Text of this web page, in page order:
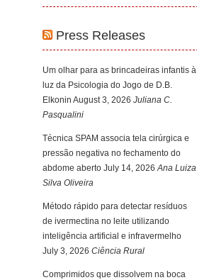
Press Releases
Um olhar para as brincadeiras infantis à
luz da Psicologia do Jogo de D.B.
Elkonin August 3, 2026 Juliana C.
Pasqualini
Técnica SPAM associa tela cirúrgica e
pressão negativa no fechamento do
abdome aberto July 14, 2026 Ana Luiza
Silva Oliveira
Método rápido para detectar resíduos
de ivermectina no leite utilizando
inteligência artificial e infravermelho
July 3, 2026 Ciência Rural
Comprimidos que dissolvem na boca